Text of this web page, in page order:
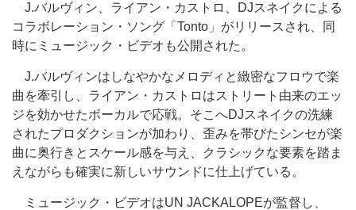
J.バルヴィン、ライアン・カストロ、DJスネイクによる
コラボレーション・ソング「Tonto」がリリースされ、同
時にミュージック・ビデオも公開された。
J.バルヴィンはしなやかなメロディと緻密なフロウで楽
曲を牽引し、ライアン・カストロはストリート由来のエッ
ジを効かせたボーカルで応戦。そこへDJスネイクの洗練
されたプロダクションが加わり、歪みを帯びたシンセが楽
曲に奥行きとスケール感を与え、クラシックな要素を踏ま
えながらも確実に新しいサウンドに仕上げている。
ミュージック・ビデオはUN JACKALOPEが監督し、